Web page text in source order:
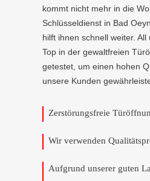
kommt nicht mehr in die
Schlüsseldienst in Bad
hilft ihnen schnell weiter.
Top in der gewaltfreien
getestet, um einen hohen
unsere Kunden
Zerstörungsfreie
Wir verwenden
Aufgrund unserer guten